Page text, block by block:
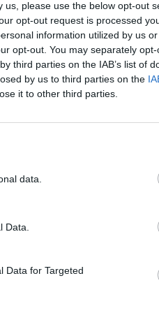
please use the below opt-out
opt-out request is processed
information utilized by us
opt-out. You may separately
third parties on the IAB’s list of
by us to third parties on the
it to other third parties.
data.
Data.
Data for Targeted
nebo prekrili oblaki.
na
lahko občasno rahlo